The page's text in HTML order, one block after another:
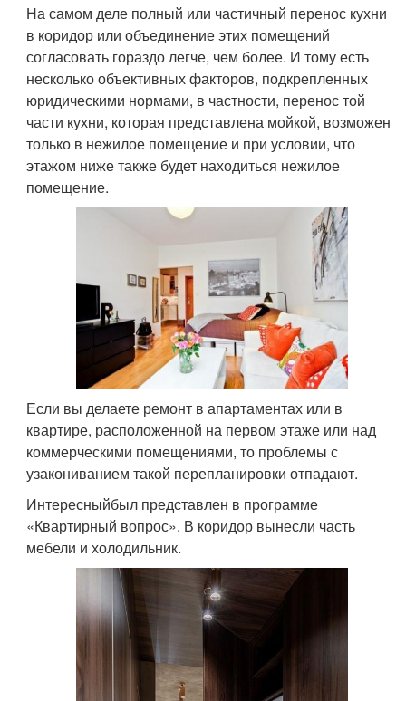
На самом деле полный или частичный перенос кухни
в коридор или объединение этих помещений
согласовать гораздо легче, чем более. И тому есть
несколько объективных факторов, подкрепленных
юридическими нормами, в частности, перенос той
части кухни, которая представлена мойкой, возможен
только в нежилое помещение и при условии, что
этажом ниже также будет находиться нежилое
помещение.
Если вы делаете ремонт в апартаментах или в
квартире, расположенной на первом этаже или над
коммерческими помещениями, то проблемы с
узакониванием такой перепланировки отпадают.
Интересныйбыл представлен в программе
«Квартирный вопрос». В коридор вынесли часть
мебели и холодильник.